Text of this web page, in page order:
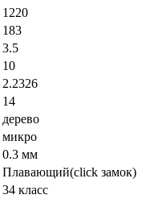
1220
183
3.5
10
2.2326
14
дерево
микро
0.3 мм
Плавающий(click замок)
34 класс